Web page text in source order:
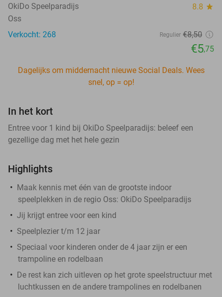
OkiDo Speelparadijs 8.8 star
Oss
Verkocht: 268
Regulier €8,50
€5,75
Dagelijks om middernacht nieuwe Social Deals. Wees
snel, op = op!
In het kort
Entree voor 1 kind bij OkiDo Speelparadijs: beleef een
gezellige dag met het hele gezin
Highlights
Maak kennis met één van de grootste indoor
speelplekken in de regio Oss: OkiDo Speelparadijs
Jij krijgt entree voor een kind
Speelplezier t/m 12 jaar
Speciaal voor kinderen onder de 4 jaar zijn er een
trampoline en rodelbaan
De rest kan zich uitleven op het grote speelstructuur met
luchtkussen en de andere trampolines en rodelbanen